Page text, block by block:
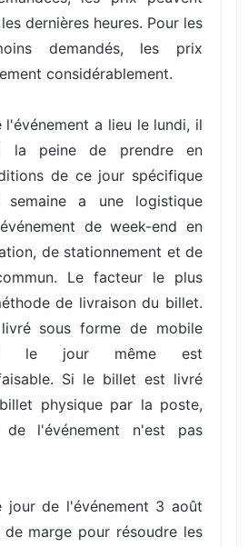
dernières heures. Pour les
demandés, les prix
considérablement.
l'événement a lieu le lundi, il
la peine de prendre en
de ce jour spécifique
a une logistique
de week-end en
de stationnement et de
Le facteur le plus
de livraison du billet.
sous forme de mobile
le jour même est
Si le billet est livré
physique par la poste,
l'événement n'est pas
jour de l'événement 3 août
marge pour résoudre les